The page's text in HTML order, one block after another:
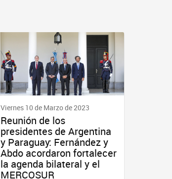
Viernes 10 de Marzo de 2023
Reunión de los
presidentes de Argentina
y Paraguay: Fernández y
Abdo acordaron fortalecer
la agenda bilateral y el
MERCOSUR